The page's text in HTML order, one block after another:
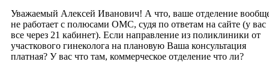
Юрий Борисович
20.11.2017 16:29 Менеджер раздела
Уважаемая Анна! Записи на УЗИ нет.
консультации по платным услугам. пон, вто, чт, пт
6 этаж каб заведующего, в порядке живой очереди.
Уважаемый Алексей Иванович! А что, ваше отделение
не работает с полюсами ОМС, судя по ответам на сайте (у вас
все через 21 кабинет). Если направление из поликлиники от
участкового гинеколога на плановую Ваша консультация
платная? У вас что там, коммерческое отделение что ли?